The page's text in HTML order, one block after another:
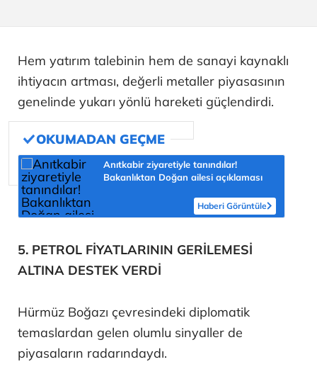
Hem yatırım talebinin hem de sanayi kaynaklı
ihtiyacın artması, değerli metaller piyasasının
genelinde yukarı yönlü hareketi güçlendirdi.
Anıtkabir ziyaretiyle tanındılar!
Bakanlıktan Doğan ailesi açıklaması
Haberi Görüntüle
5. PETROL FİYATLARININ GERİLEMESİ
ALTINA DESTEK VERDİ
Hürmüz Boğazı çevresindeki diplomatik
temaslardan gelen olumlu sinyaller de
piyasaların radarındaydı.